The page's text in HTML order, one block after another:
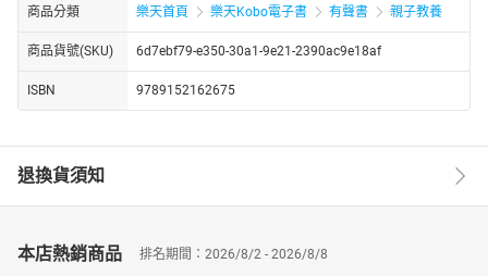
商品分類 樂天首頁 樂天Kobo電子書 有聲書 親子教養
商品貨號(SKU) 6d7ebf79-e350-30a1-9e21-2390ac9e18af
ISBN 9789152162675
退換貨須知
本店熱銷商品 排名期間：2026/8/2 - 2026/8/8